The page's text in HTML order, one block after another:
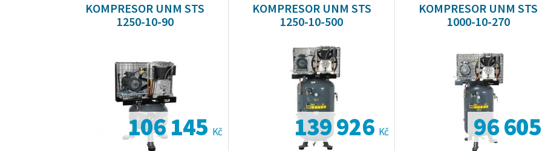
KOMPRESOR UNM STS
1250-10-90
106 145 Kč
KOMPRESOR UNM STS
1250-10-500
139 926 Kč
KOMPRESOR UNM STS
1000-10-270
96